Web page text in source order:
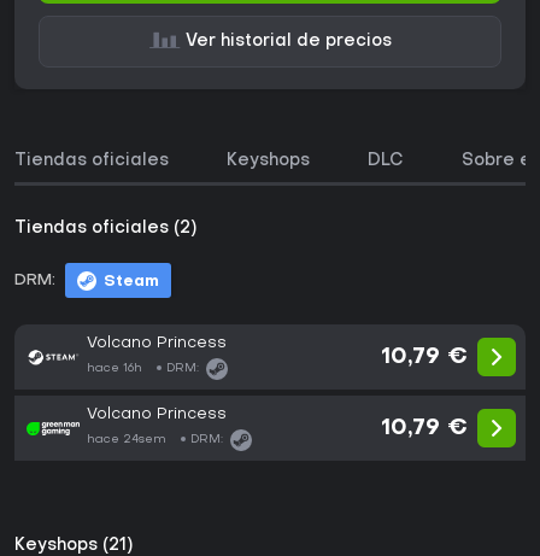
Ver historial de precios
Tiendas oficiales Keyshops DLC Sobre
Tiendas oficiales (2)
DRM: Steam
Volcano Princess
hace 16h DRM:
10,79 €
Volcano Princess
hace 24sem DRM:
10,79 €
Keyshops (21)